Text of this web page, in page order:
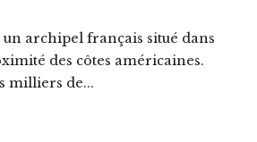
un archipel français situé dans
des côtes américaines.
milliers de...